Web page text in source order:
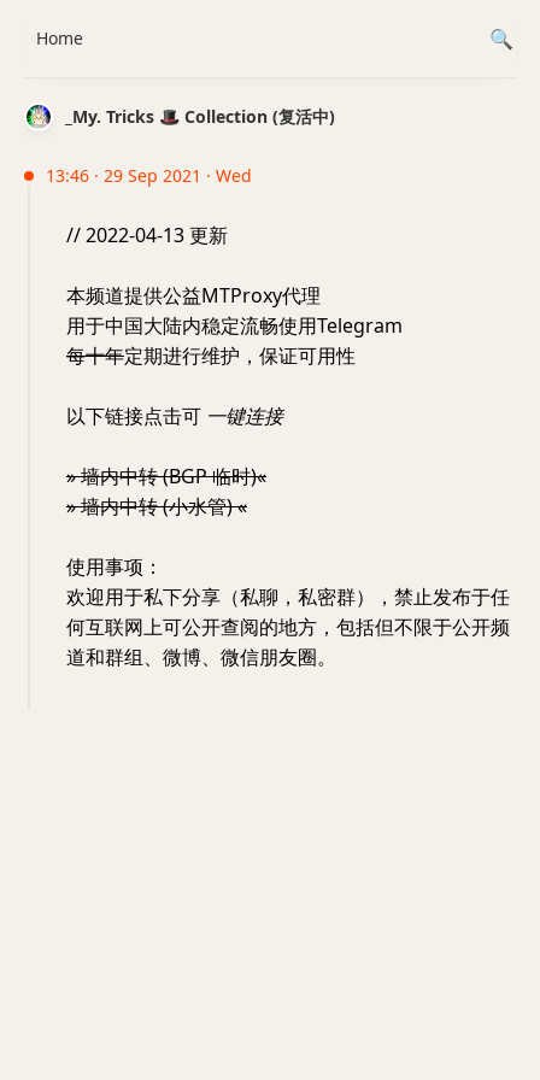
_My. Tricks 🎩 Collection (复活中)
13:46 · 29 Sep 2021 · Wed
// 2022-04-13 更新
本频道提供公益MTProxy代理
用于中国大陆内稳定流畅使用Telegram
每十年定期进行维护，保证可用性
以下链接点击可 一键连接
» 墙内中转 (BGP 临时)«
» 墙内中转 (小水管) «
使用事项：
欢迎用于私下分享（私聊，私密群），禁止发布于任
何互联网上可公开查阅的地方，包括但不限于公开频
道和群组、微博、微信朋友圈。
Home